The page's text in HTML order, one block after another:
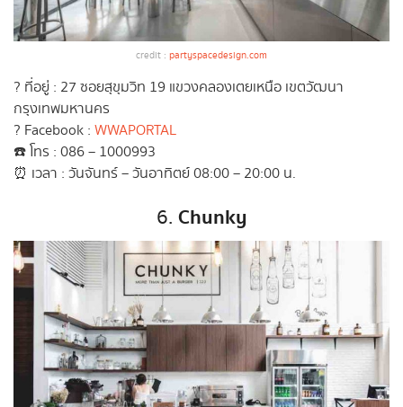
credit : partyspacedesign.com
? ที่อยู่ : 27 ซอยสุขุมวิท 19 แขวงคลองเตยเหนือ เขตวัฒนา
กรุงเทพมหานคร
? Facebook : WWAPORTAL
☎️ โทร : 086 – 1000993
⏰ เวลา : วันจันทร์ – วันอาทิตย์ 08:00 – 20:00 น.
6. Chunky